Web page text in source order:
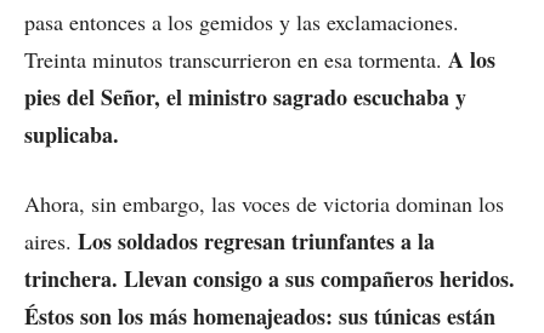
pasa entonces a los gemidos y las exclamaciones.
Treinta minutos transcurrieron en esa tormenta. A los
pies del Señor, el ministro sagrado escuchaba y
suplicaba.
Ahora, sin embargo, las voces de victoria dominan los
aires. Los soldados regresan triunfantes a la
trinchera. Llevan consigo a sus compañeros heridos.
Éstos son los más homenajeados: sus túnicas están